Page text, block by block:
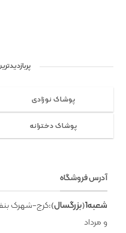
پوشاک نوزادی
پوشاک دخترانه
آدرس فروشگاه
شعبه1(بزرگسال)
:کرج-شهرک
و مرداد